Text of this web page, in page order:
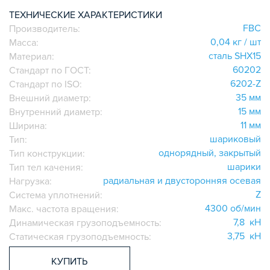
ИГОЛЬЧАТЫЕ РОЛИКОВЫЕ
ЛИНЕЙНЫЕ СОЕДИНИТЕЛИ
ДОПОЛНИТЕЛЬНАЯ ОБРАБОТКА
ПАРАЛЛЕЛЬНЫЕ СОЕДИНИТЕЛИ
ПРОМЫШЛЕННАЯ МЕБЕЛЬ
СИСТЕМА ЛЕСТНИЦ И ПЛАТФОРМ
БЫСТРЫЕ СОЕДИНИТЕЛИ
ВИНТОВЫЕ СОЕДИНИТЕЛИ И ВТУЛКИ
ШАРНИРНЫЕ И ПОДВИЖНЫЕ СОЕДИНИТЕЛИ
НАБОРЫ
ПЕТЛИ, РУЧКИ, ЗАМКИ, ЗАЩЕЛКИ
ЭЛЕМЕНТЫ ДЛЯ КРЕПЛЕНИЯ КАБЕЛЕЙ,
ПАНЕЛЕЙ, ЛИСТА, СЕТКИ
ОПОРЫ, ПОДВЕСЫ
КОМПОНЕНТЫ ДЛЯ КОНВЕЙЕРОВ
ТЕХНИЧЕСКИЕ ХАРАКТЕРИСТИКИ
Производитель:
FBC
Масса:
0,04 кг / шт
Материал:
сталь SHX15
Стандарт по ГОСТ:
60202
Стандарт по ISO:
6202-Z
Внешний диаметр:
35 мм
Внутренний диаметр:
15 мм
Ширина:
11 мм
Тип:
шариковый
Тип конструкции:
однорядный, закрытый
Тип тел качения:
шарики
Нагрузка:
радиальная и двусторонняя осевая
Система уплотнений:
Z
Макс. частота вращения:
4300 об/мин
Динамическая грузоподъемность:
7,8 кН
Статическая грузоподъемность:
3,75 кН
КУПИТЬ